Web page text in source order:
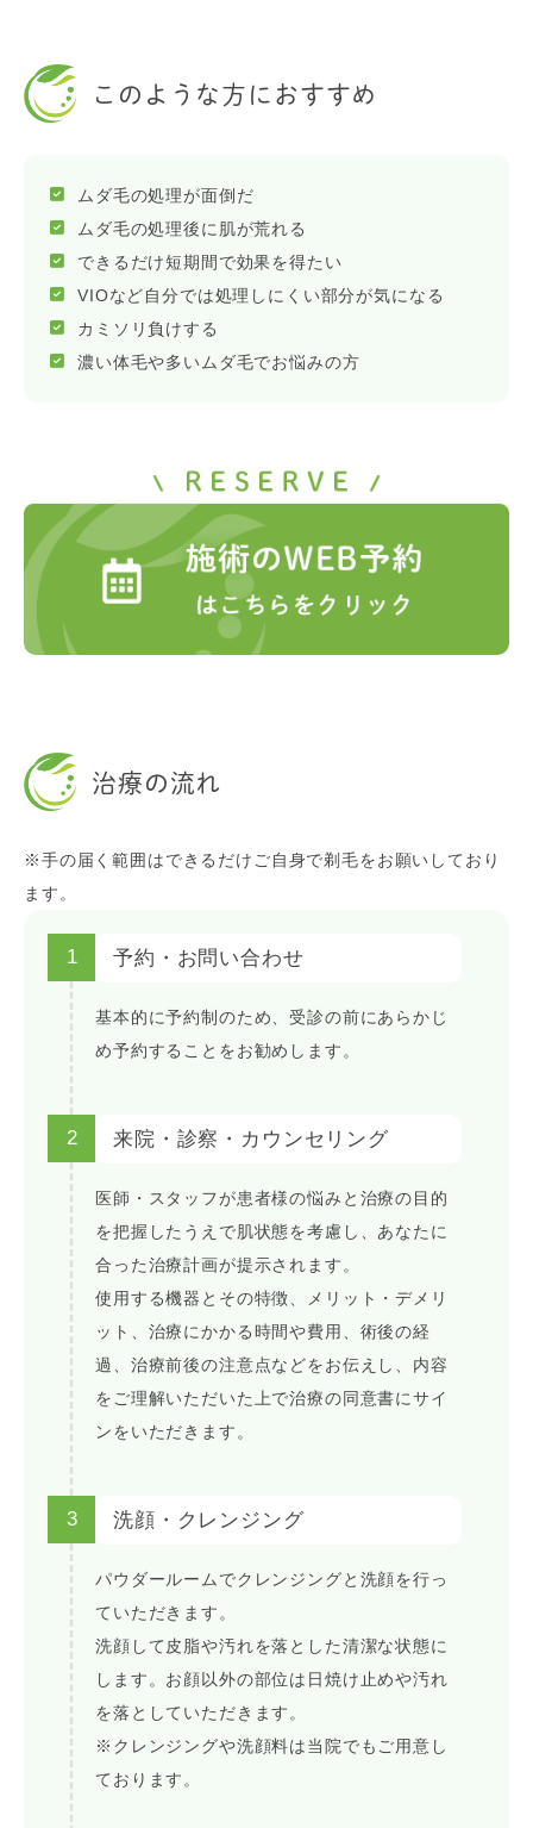
このような方におすすめ
ムダ毛の処理が面倒だ
ムダ毛の処理後に肌が荒れる
できるだけ短期間で効果を得たい
VIOなど自分では処理しにくい部分が気になる
カミソリ負けする
濃い体毛や多いムダ毛でお悩みの方
治療の流れ
※手の届く範囲はできるだけご自身で剃毛をお願いしており
ます。
1 予約・お問い合わせ
基本的に予約制のため、受診の前にあらかじ
め予約することをお勧めします。
2 来院・診察・カウンセリング
医師・スタッフが患者様の悩みと治療の目的
を把握したうえで肌状態を考慮し、あなたに
合った治療計画が提示されます。
使用する機器とその特徴、メリット・デメリ
ット、治療にかかる時間や費用、術後の経
過、治療前後の注意点などをお伝えし、内容
をご理解いただいた上で治療の同意書にサイ
ンをいただきます。
3 洗顔・クレンジング
パウダールームでクレンジングと洗顔を行っ
ていただきます。
洗顔して皮脂や汚れを落とした清潔な状態に
します。お顔以外の部位は日焼け止めや汚れ
を落としていただきます。
※クレンジングや洗顔料は当院でもご用意し
ております。